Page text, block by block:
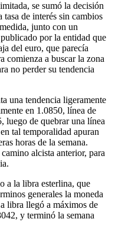
se sumó la decisión
de interés sin cambios
junto con un
por la entidad que
del euro, que parecía
comienza a buscar la zona
no perder su tendencia
una tendencia ligeramente
en 1.0850, línea de
luego de quebrar una línea
tal temporalidad apuran
horas de la semana.
alcista anterior, para
a la libra esterlina, que
generales la moneda
libra llegó a máximos de
y terminó la semana